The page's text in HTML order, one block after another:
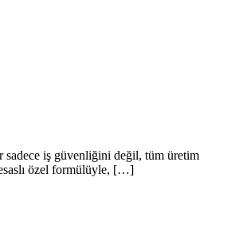
sadece iş güvenliğini değil, tüm üretim
özel formülüyle, […]